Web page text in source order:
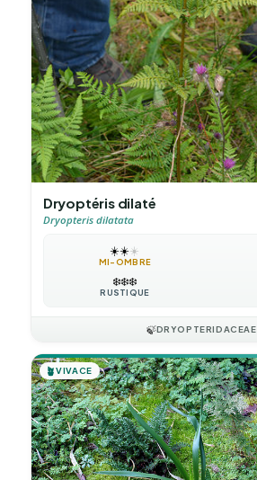
Dryoptéris dilaté
Dryopteris dilatata
☀️☀️☀️
MI-OMBRE
❄️❄️❄️
RUSTIQUE
🍃DRYOPTERIDACEAE
🪴VIVACE